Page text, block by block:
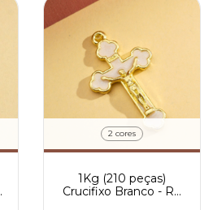
2 cores
1Kg (210 peças)
Crucifixo Branco - R$